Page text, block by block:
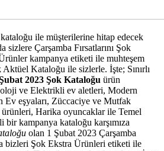
ile müşterilerine hitap edecek
sizlere Çarşamba Fırsatlarını Şok
kampanya etiketi ile muhteşem
Kataloğu ile sizlerle. İşte; Sınırlı
2023 Şok Kataloğu ürün
ve Elektrikli ev aletleri, Modern
Ev eşyaları, Züccaciye ve Mutfak
Harika oyuncaklar ile Temel
kampanya kataloğu karşımıza
olan 1 Şubat 2023 Çarşamba
bizleri Şok Ekstra Ürünleri etiketi ile